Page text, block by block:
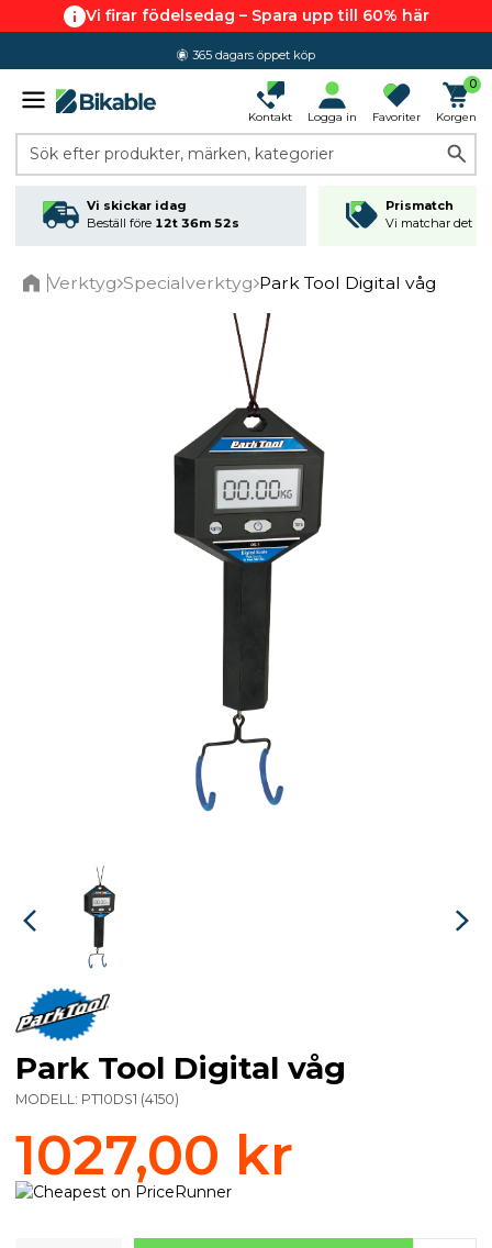
Vi firar födelsedag – Spara upp till 60% här
365 dagars öppet köp
Kontakt Logga in Favoriter
0
Korgen
Sök efter produkter, märken, kategorier
Vi skickar idag
Beställ före 12t 36m 52s
Prismatch
Vi matchar det
Verktyg Specialverktyg Park Tool Digital våg
Park Tool Digital våg
MODELL: PT10DS1 (4150)
1027,00 kr